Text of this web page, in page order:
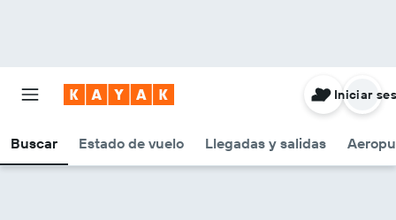
Buscar Estado de vuelo Llegadas y salidas
Iniciar